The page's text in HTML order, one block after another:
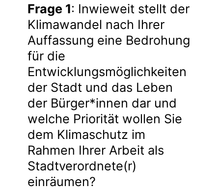
Frage 1: Inwieweit stellt der
Klimawandel nach Ihrer
Auffassung eine Bedrohung
für die
Entwicklungsmöglichkeiten
der Stadt und das Leben
der Bürger*innen dar und
welche Priorität wollen Sie
dem Klimaschutz im
Rahmen Ihrer Arbeit als
Stadtverordnete(r)
einräumen?